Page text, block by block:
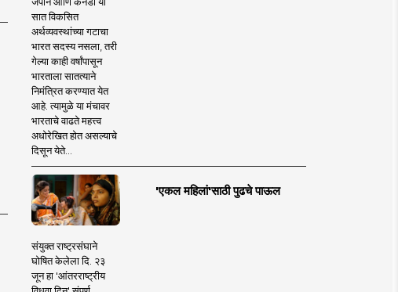
सात विकसित
अर्थव्यवस्थांच्या गटाचा
भारत सदस्य नसला, तरी
गेल्या काही वर्षांपासून
भारताला सातत्याने
निमंत्रित करण्यात येत
आहे. त्यामुळे या मंचावर
भारताचे वाढते महत्त्व
अधोरेखित होत असल्याचे
दिसून येते...
'एकल महिलां'साठी पुढचे पाऊल
संयुक्त राष्ट्रसंघाने
घोषित केलेला दि. २३
जून हा 'आंतरराष्ट्रीय